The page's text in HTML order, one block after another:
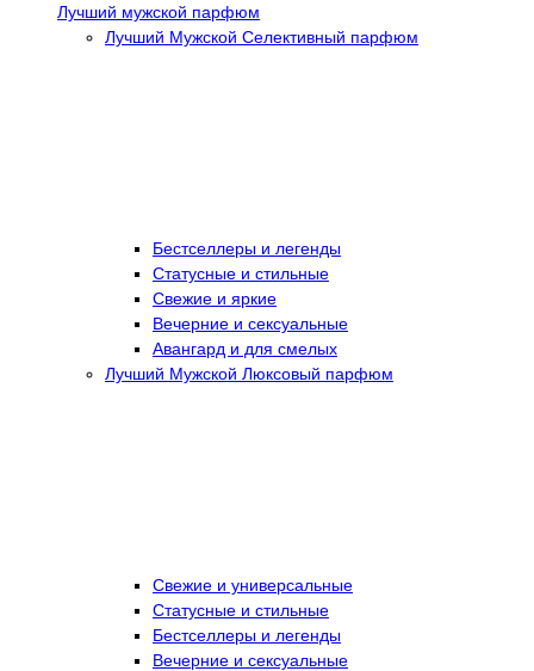
Лучший мужской парфюм
Лучший Мужской Селективный парфюм
Бестселлеры и легенды
Статусные и стильные
Свежие и яркие
Вечерние и сексуальные
Авангард и для смелых
Лучший Мужской Люксовый парфюм
Свежие и универсальные
Статусные и стильные
Бестселлеры и легенды
Вечерние и сексуальные